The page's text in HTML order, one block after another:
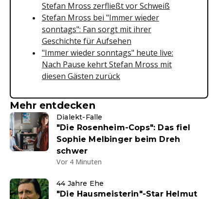
Stefan Mross zerfließt vor Schweiß
Stefan Mross bei "Immer wieder
sonntags": Fan sorgt mit ihrer
Geschichte für Aufsehen
"Immer wieder sonntags" heute live:
Nach Pause kehrt Stefan Mross mit
diesen Gästen zurück
Mehr entdecken
Dialekt-Falle
"Die Rosenheim-Cops": Das fiel
Sophie Melbinger beim Dreh
schwer
Vor 4 Minuten
44 Jahre Ehe
"Die Hausmeisterin"-Star Helmut